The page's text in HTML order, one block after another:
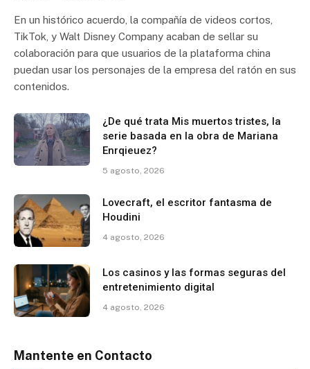
En un histórico acuerdo, la compañía de videos cortos,
TikTok, y Walt Disney Company acaban de sellar su
colaboración para que usuarios de la plataforma china
puedan usar los personajes de la empresa del ratón en sus
contenidos.
¿De qué trata Mis muertos tristes, la
serie basada en la obra de Mariana
Enrqieuez?
5 agosto, 2026
Lovecraft, el escritor fantasma de
Houdini
4 agosto, 2026
Los casinos y las formas seguras del
entretenimiento digital
4 agosto, 2026
Mantente en Contacto